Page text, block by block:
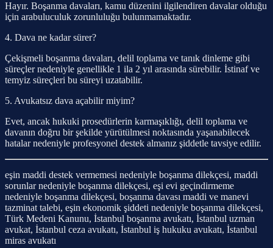
Hayır. Boşanma davaları, kamu düzenini ilgilendiren davalar olduğu
için arabuluculuk zorunluluğu bulunmamaktadır.
4. Dava ne kadar sürer?
Çekişmeli boşanma davaları, delil toplama ve tanık dinleme gibi
süreçler nedeniyle genellikle 1 ila 2 yıl arasında sürebilir. İstinaf ve
temyiz süreçleri bu süreyi uzatabilir.
5. Avukatsız dava açabilir miyim?
Evet, ancak hukuki prosedürlerin karmaşıklığı, delil toplama ve
davanın doğru bir şekilde yürütülmesi noktasında yaşanabilecek
hatalar nedeniyle profesyonel destek almanız şiddetle tavsiye edilir.
eşin maddi destek vermemesi nedeniyle boşanma dilekçesi, maddi
sorunlar nedeniyle boşanma dilekçesi, eşi evi geçindirmeme
nedeniyle boşanma dilekçesi, boşanma davası maddi ve manevi
tazminat talebi, eşin ekonomik şiddeti nedeniyle boşanma dilekçesi,
Türk Medeni Kanunu, İstanbul boşanma avukatı, İstanbul uzman
avukat, İstanbul ceza avukatı, İstanbul iş hukuku avukatı, İstanbul
miras avukatı